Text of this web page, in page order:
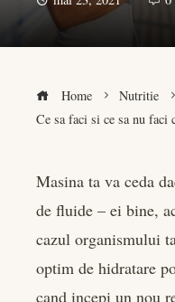
Home
Nutritie
Ce sa faci si ce sa nu faci
Masina ta va ceda
de fluide – ei bine,
cazul organismului
optim de hidratare
cand incepi un nou